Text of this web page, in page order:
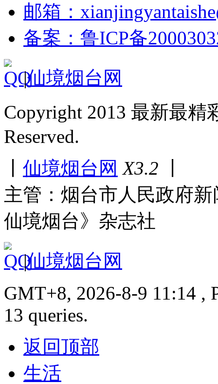
邮箱：
备案：鲁ICP备
|仙境烟台网
Copyright 2013 最新最
Reserved.
仙境烟台网 X3.2
主管：烟台市人民政府
仙境烟台》杂志社
|仙境烟台网
GMT+8, 2026-8-9 11:14 ,
13 queries.
返回顶部
生活